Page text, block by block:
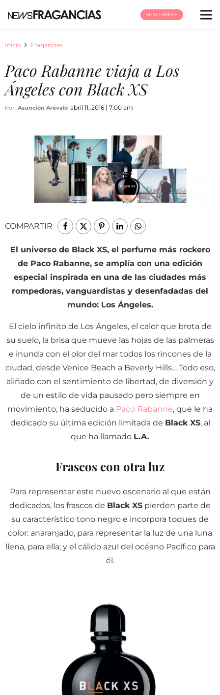
SUSCRÍBETE
Inicio Fragancias
Paco Rabanne viaja a Los
Ángeles con Black XS
Por: Asunción Arévalo abril 11, 2016 | 7:00 am
COMPARTIR
El universo de Black XS, el perfume más rockero
de Paco Rabanne, se amplía con una edición
especial inspirada en una de las ciudades más
rompedoras, vanguardistas y desenfadadas del
mundo: Los Ángeles.
El cielo infinito de Los Ángeles, el calor que brota de
su suelo, la brisa que mueve las hojas de las palmeras
e inunda con el olor del mar todos los rincones de la
ciudad, desde Venice Beach a Beverly Hills… Todo eso,
aliñado con el sentimiento de libertad, de diversión y
de un estilo de vida pausado pero siempre en
movimiento, ha seducido a Paco Rabanne, que le ha
dedicado su última edición limitada de Black XS, al
que ha llamado L.A.
Frascos con otra luz
Para representar este nuevo escenario al que están
dedicados, los frascos de Black XS pierden parte de
su característico tono negro e incorpora toques de
color: anaranjado, para representar la luz de una luna
llena, para ella; y el cálido azul del océano Pacífico para
él.